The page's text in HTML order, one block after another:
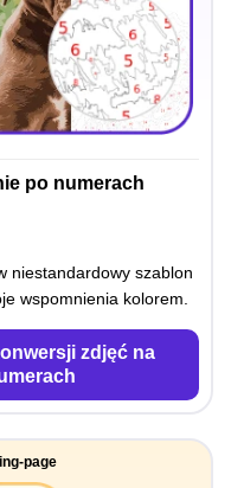
po numerach
niestandardowy szablon
wspomnienia kolorem.
zdjęć na
page